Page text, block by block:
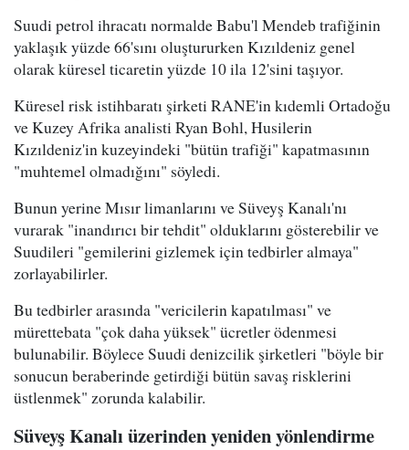
Suudi petrol ihracatı normalde Babu'l Mendeb trafiğinin
yaklaşık yüzde 66'sını oluştururken Kızıldeniz genel
olarak küresel ticaretin yüzde 10 ila 12'sini taşıyor.
Küresel risk istihbaratı şirketi RANE'in kıdemli Ortadoğu
ve Kuzey Afrika analisti Ryan Bohl, Husilerin
Kızıldeniz'in kuzeyindeki "bütün trafiği" kapatmasının
"muhtemel olmadığını" söyledi.
Bunun yerine Mısır limanlarını ve Süveyş Kanalı'nı
vurarak "inandırıcı bir tehdit" olduklarını gösterebilir ve
Suudileri "gemilerini gizlemek için tedbirler almaya"
zorlayabilirler.
Bu tedbirler arasında "vericilerin kapatılması" ve
mürettebata "çok daha yüksek" ücretler ödenmesi
bulunabilir. Böylece Suudi denizcilik şirketleri "böyle bir
sonucun beraberinde getirdiği bütün savaş risklerini
üstlenmek" zorunda kalabilir.
Süveyş Kanalı üzerinden yeniden yönlendirme